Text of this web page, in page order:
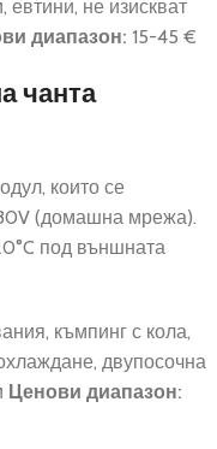
евтини, не изискват
диапазон: 15-45 €
чанта
които се
(домашна мрежа).
под външната
къмпинг с кола,
двупосочна
Ценови диапазон: